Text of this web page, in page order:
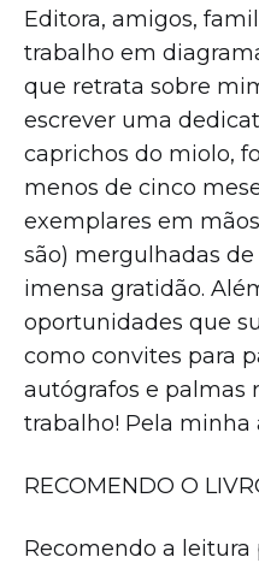
Editora, amigos,
trabalho em
que retrata sobre
escrever uma
caprichos do miolo,
menos de cinco
exemplares em
são) mergulhadas
imensa gratidão.
oportunidades que
como convites para
autógrafos e palmas
trabalho! Pela minha
RECOMENDO O
Recomendo a